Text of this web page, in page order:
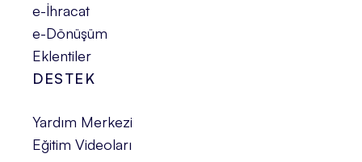
e-İhracat
e-Dönüşüm
Eklentiler
DESTEK
Yardım Merkezi
Eğitim Videoları